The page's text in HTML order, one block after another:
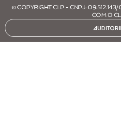
© COPYRIGHT CLP - CNPJ:
COM O